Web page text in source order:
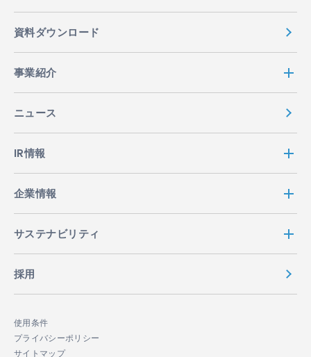
資料ダウンロード
事業紹介
ニュース
IR情報
企業情報
サステナビリティ
採用
使用条件
プライバシーポリシー
サイトマップ